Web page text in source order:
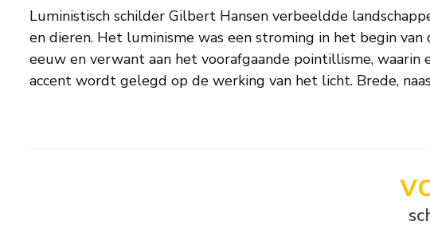
Luministisch schilder Gilbert Hansen verbeeldde
en dieren. Het luminisme was een stroming in het begin van
eeuw en verwant aan het voorafgaande pointillisme, waarin
accent wordt gelegd op de werking van het licht. Brede,
geplaatste, felle verftoetsen zijn er de kenmerkende
Hansen volgde een kunstopleiding aan de academie in Luik en
met behulp van een beurs in de jaren 1929-’34 in Italië. Het